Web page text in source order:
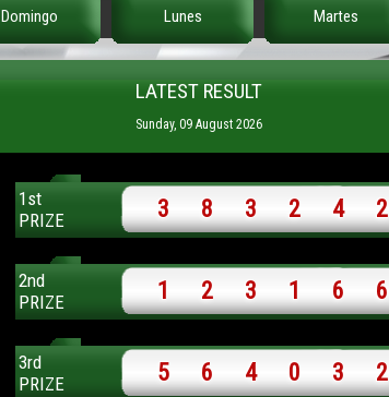
Domingo Lunes Martes
LATEST RESULT
Sunday, 09 August 2026
1st
PRIZE
3 8 3 2 4 2
2nd
PRIZE
1 2 3 1 6 6
3rd
PRIZE
5 6 4 0 3 2